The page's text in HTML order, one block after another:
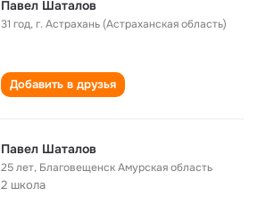
Павел Шаталов
31 год,г. Астрахань (Астраханская область)
Добавить в друзья
Павел Шаталов
25 лет, Благовещенск Амурская область
2 школа